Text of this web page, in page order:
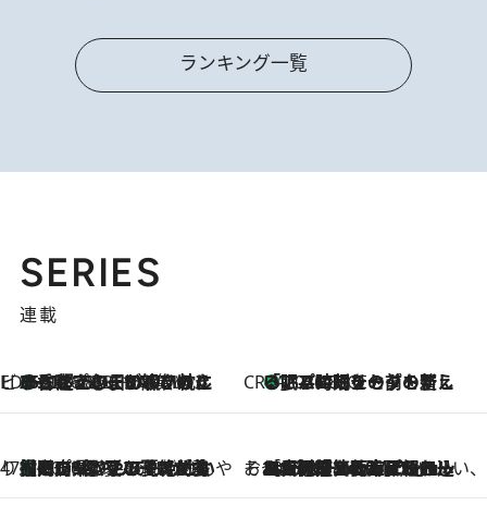
ランキング一覧
SERIES
連載
ビューティいいもの集め EDITORS' BEST
2026.8.10
35℃超えの日の夜、枕にひと吹き！ BAUMのルームスプレーが、ひのきの香りで心まで解きほぐす CREA'S CHOICE
2026.8.10
「眠る時刻をセットする」——眠りの前を整える、バルミューダの新しいアプローチ
47都道府県の手みやげ ひんやりスイーツで夏を満喫
2026.8.10
【岡山県】この夏絶対食べたい 冷やしておいしいおやつ3選 フルーツが主役のプリンやアイスが勢揃い そおだよおこの関西おいしい、おやつ紀行
2026.8.9
［大阪府箕面市］一皿一皿目の前で仕上げられる、料理を巧みに組み込んだアシェットデセールコース「ミチル アシェット デセール（Michiru assiette dessert）」